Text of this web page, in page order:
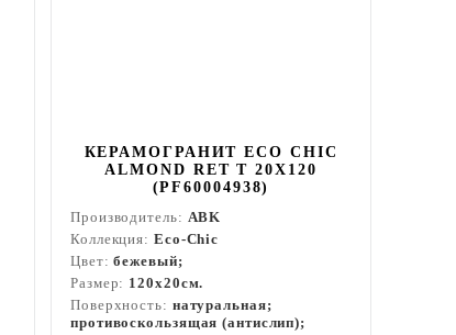
КЕРАМОГРАНИТ ECO CHIC
ALMOND RET T 20X120
(PF60004938)
Производитель: ABK
Коллекция: Eco-Chic
Цвет:бежевый;
Размер: 120x20см.
Поверхность: натуральная;
противоскользящая (антислип);